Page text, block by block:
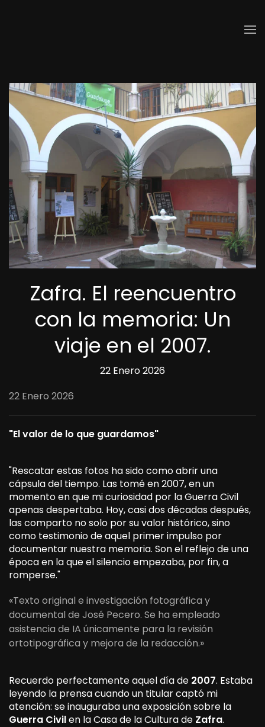
Zafra. El reencuentro
con la memoria: Un
viaje en el 2007.
22 Enero 2026
22 Enero 2026
"El valor de lo que guardamos"
"Rescatar estas fotos ha sido como abrir una
cápsula del tiempo. Las tomé en 2007, en un
momento en que mi curiosidad por la Guerra Civil
apenas despertaba. Hoy, casi dos décadas después,
las comparto no solo por su valor histórico, sino
como testimonio de aquel primer impulso por
documentar nuestra memoria. Son el reflejo de una
época en la que el silencio empezaba, por fin, a
romperse."
«Texto original e investigación fotográfica y
documental de José Pecero. Se ha empleado
asistencia de IA únicamente para la revisión
ortotipográfica y mejora de la redacción.»
Recuerdo perfectamente aquel día de 2007. Estaba
leyendo la prensa cuando un titular captó mi
atención: se inauguraba una exposición sobre la
Guerra Civilen la Casa de la Cultura de Zafra.